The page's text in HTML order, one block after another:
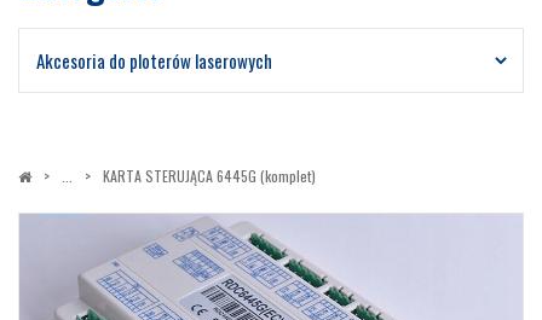
KARTA STERUJĄCA 6445G (komplet)